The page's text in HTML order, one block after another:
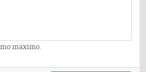
maximo.